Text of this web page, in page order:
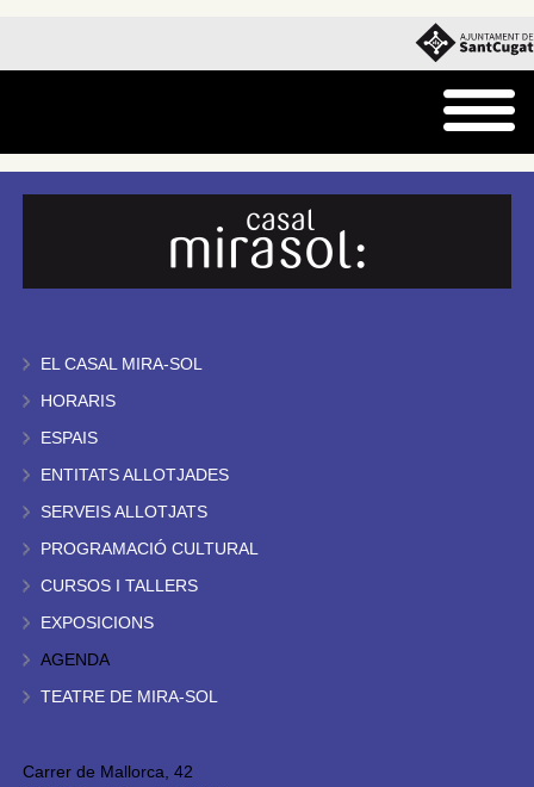
EL CASAL MIRA-SOL
HORARIS
ESPAIS
ENTITATS ALLOTJADES
SERVEIS ALLOTJATS
PROGRAMACIÓ CULTURAL
CURSOS I TALLERS
EXPOSICIONS
AGENDA
TEATRE DE MIRA-SOL
Carrer de Mallorca, 42